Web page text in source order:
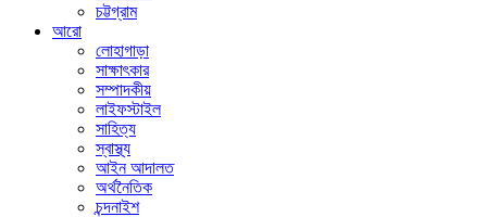
চট্টগ্রাম
আরো
লোহাগাড়া
সাক্ষাৎকার
সম্পাদকীয়
লাইফস্টাইল
সাহিত্য
স্বাস্থ্য
আইন আদালত
অর্থনৈতিক
চন্দনাইশ